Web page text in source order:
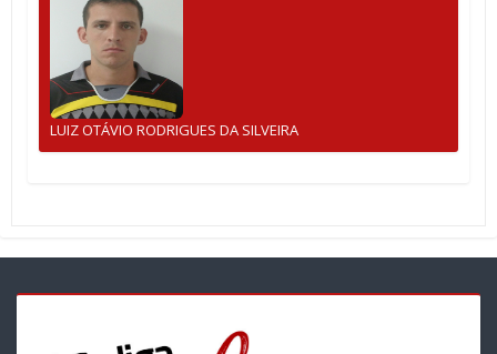
LUIZ OTÁVIO RODRIGUES DA SILVEIRA